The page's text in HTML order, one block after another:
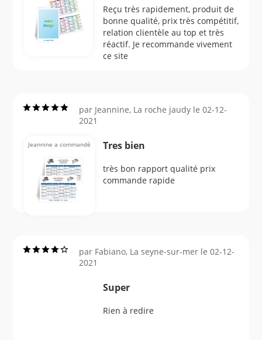
Reçu très rapidement, produit de
bonne qualité, prix très compétitif,
relation clientèle au top et très
réactif. Je recommande vivement
ce site
par Jeannine, La roche jaudy le 02-12-
2021
Jeannine a commandé Tres bien
très bon rapport qualité prix
commande rapide
par Fabiano, La seyne-sur-mer le 02-12-
2021
Super
Rien à redire